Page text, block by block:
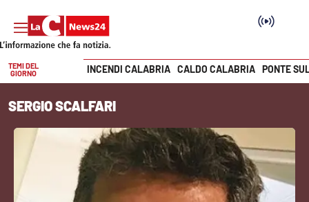
SEZIONI
Cronaca
Politica
Vai
TEMI DEL
GIORNO
INCENDI CALABRIA CALDO CALABRIA PONTE
SERGIO SCALFARI